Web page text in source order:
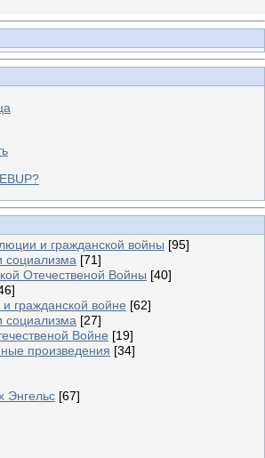
и гражданской войны [95]
социализма [71]
Отечественой Войны [40]
гражданской войне [62]
социализма [27]
Войне [19]
произведения [34]
Энгельс [67]